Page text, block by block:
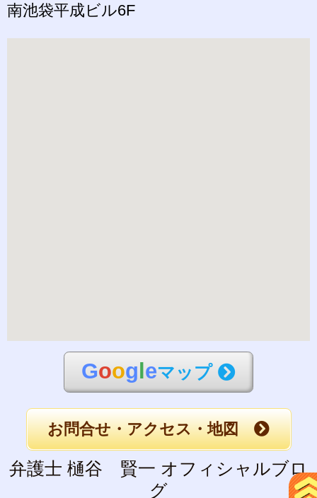
南池袋平成ビル6F
Goog eマップ
お問合せ・アクセス・地図
弁護士 樋谷 賢一 オフィシャルブロ
グ